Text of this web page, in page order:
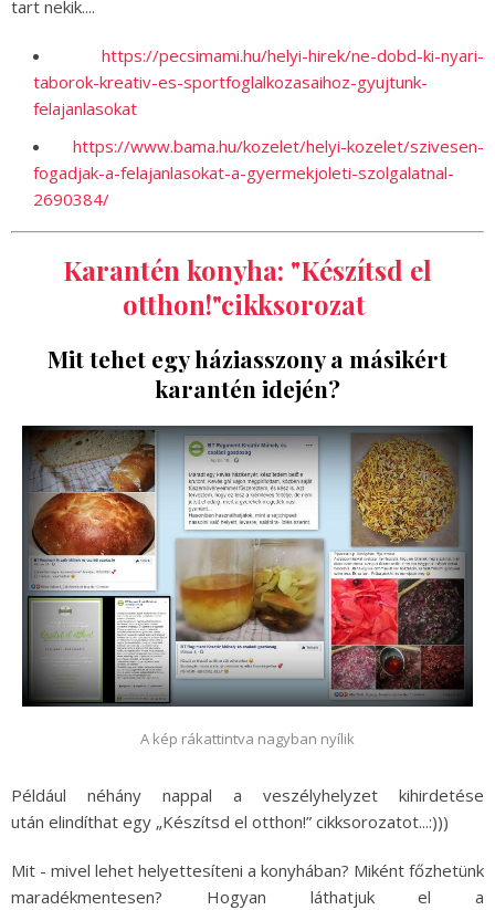
tart nekik....
https://pecsimami.hu/helyi-hirek/ne-dobd-ki-nyari-
taborok-kreativ-es-sportfoglalkozasaihoz-gyujtunk-
felajanlasokat
https://www.bama.hu/kozelet/helyi-kozelet/szivesen-
fogadjak-a-felajanlasokat-a-gyermekjoleti-szolgalatnal-
2690384/
Karantén konyha: "Készítsd el
otthon!"cikksorozat
Mit tehet egy háziasszony a másikért
karantén idején?
A kép rákattintva nagyban nyílik
Például néhány nappal a veszélyhelyzet kihirdetése
után elindíthat egy „Készítsd el otthon!” cikksorozatot...:)))
Mit - mivel lehet helyettesíteni a konyhában? Miként főzhetünk
maradékmentesen? Hogyan láthatjuk el a